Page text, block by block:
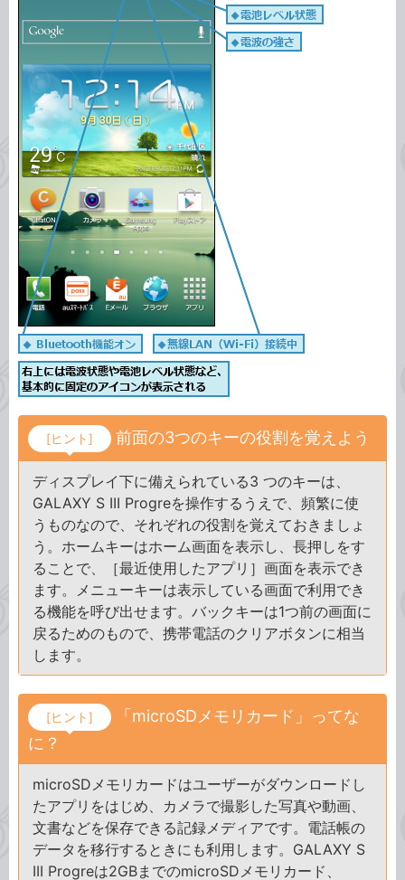
[ヒント] 前面の3つのキーの役割を覚えよう
ディスプレイ下に備えられている3 つのキーは、
GALAXY S III Progreを操作するうえで、頻繁に使
うものなので、それぞれの役割を覚えておきましょ
う。ホームキーはホーム画面を表示し、長押しをす
ることで、［最近使用したアプリ］画面を表示でき
ます。メニューキーは表示している画面で利用でき
る機能を呼び出せます。バックキーは1つ前の画面に
戻るためのもので、携帯電話のクリアボタンに相当
します。
[ヒント]
「microSDメモリカード」ってな
に？
microSDメモリカードはユーザーがダウンロードし
たアプリをはじめ、カメラで撮影した写真や動画、
文書などを保存できる記録メディアです。電話帳の
データを移行するときにも利用します。GALAXY S
III Progreは2GBまでのmicroSDメモリカード、